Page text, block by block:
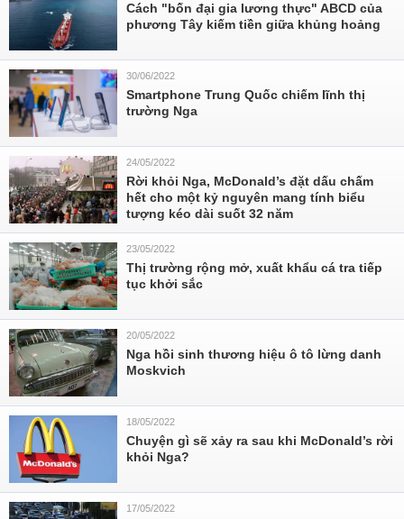
Cách "bốn đại gia lương thực" ABCD của
phương Tây kiếm tiền giữa khủng hoảng
30/06/2022
Smartphone Trung Quốc chiếm lĩnh thị
trường Nga
24/05/2022
Rời khỏi Nga, McDonald’s đặt dấu chấm
hết cho một kỷ nguyên mang tính biểu
tượng kéo dài suốt 32 năm
23/05/2022
Thị trường rộng mở, xuất khẩu cá tra tiếp
tục khởi sắc
20/05/2022
Nga hồi sinh thương hiệu ô tô lừng danh
Moskvich
18/05/2022
Chuyện gì sẽ xảy ra sau khi McDonald’s rời
khỏi Nga?
17/05/2022